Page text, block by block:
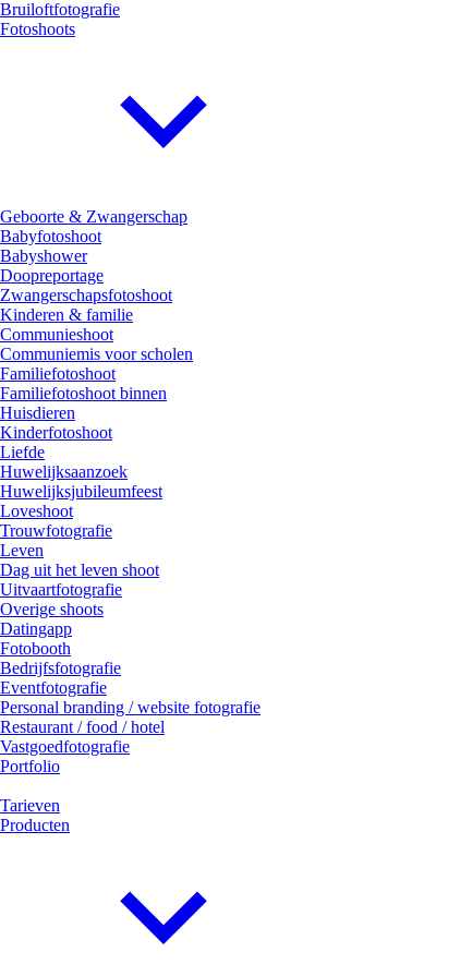
Bruiloftfotografie
Fotoshoots
Geboorte & Zwangerschap
Babyfotoshoot
Babyshower
Doopreportage
Zwangerschapsfotoshoot
Kinderen & familie
Communieshoot
Communiemis voor scholen
Familiefotoshoot
Familiefotoshoot binnen
Huisdieren
Kinderfotoshoot
Liefde
Huwelijksaanzoek
Huwelijksjubileumfeest
Loveshoot
Trouwfotografie
Leven
Dag uit het leven shoot
Uitvaartfotografie
Overige shoots
Datingapp
Fotobooth
Bedrijfsfotografie
Eventfotografie
Personal branding / website fotografie
Restaurant / food / hotel
Vastgoedfotografie
Portfolio
Tarieven
Producten